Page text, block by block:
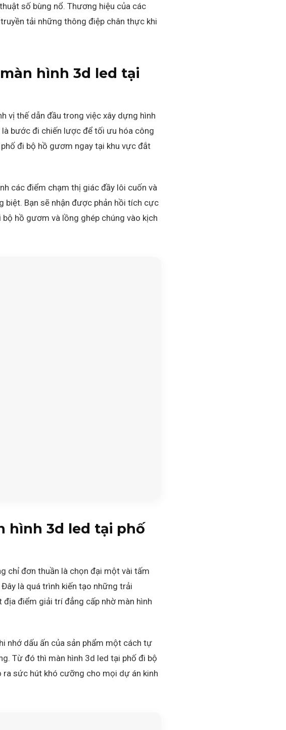
số bùng nổ. Thương hiệu của các
tải những thông điệp chân thực khi
hình 3d led tại
vị thế dẫn đầu trong việc xây dựng hình
bước đi chiến lược để tối ưu hóa công
đi bộ hồ gươm ngay tại khu vực đắt
các điểm chạm thị giác đầy lôi cuốn và
biệt. Bạn sẽ nhận được phản hồi tích cực
hồ gươm và lồng ghép chúng vào kịch
hình 3d led tại phố
chỉ đơn thuần là chọn đại một vài tấm
là quá trình kiến tạo những trải
điểm giải trí đẳng cấp nhờ màn hình
nhớ dấu ấn của sản phẩm một cách tự
Từ đó thì màn hình 3d led tại phố đi bộ
sức hút khó cưỡng cho mọi dự án kinh